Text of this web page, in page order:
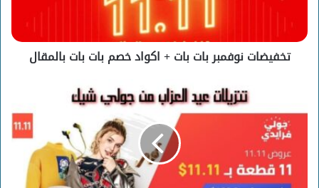
بات
بالمقالتخفيضات نوفمبر بات بات + اكواد خصم بات بات بالمقال
جولي
شيك